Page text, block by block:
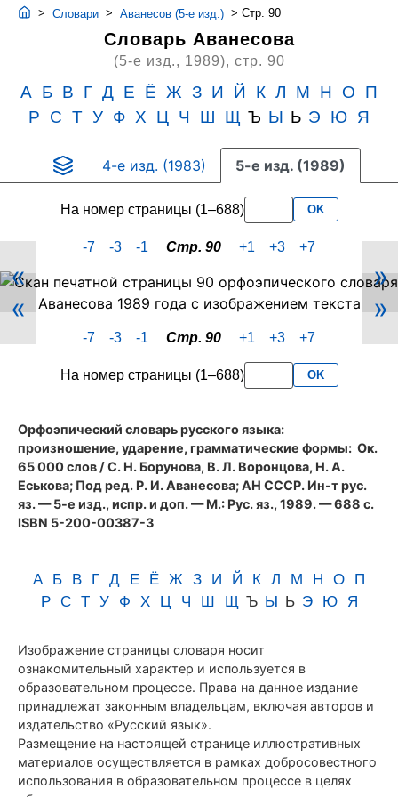
> Словари > Аванесов (5-е изд.) > Стр. 90
Словарь Аванесова
(5-е изд., 1989), стр. 90
А Б В Г Д Е Ё Ж З И Й К Л М Н О
П
Р
С Т У Ф Х Ц Ч Ш Щ Ъ Ы Ь Э Ю Я
4-е изд. (1983) 5-е изд. (1989)
На номер страницы (1–688) OK
-7 -3 -1 Стр. 90 +1 +3 +7
Скан
PDF-
страницы
90
Аванесова
«
»
«
»
-7 -3 -1 Стр. 90 +1 +3 +7
На номер страницы (1–688) OK
Орфоэпический словарь русского языка:
произношение, ударение, грамматические формы: Ок.
65 000 слов / С. Н. Борунова, В. Л. Воронцова, Н. А.
Еськова; Под ред. Р. И. Аванесова; АН СССР. Ин-т рус.
яз. — 5-е изд., испр. и доп. — М.: Рус. яз., 1989. — 688 с.
ISBN 5-200-00387-3
А Б В Г Д Е Ё Ж З И Й К Л М Н О П
Р С Т У Ф Х Ц Ч Ш Щ Ъ Ы Ь Э Ю Я
Изображение страницы словаря носит
ознакомительный характер и используется в
образовательном процессе. Права на данное издание
принадлежат законным владельцам, включая авторов и
издательство «Русский язык».
Размещение на настоящей странице иллюстративных
материалов осуществляется в рамках добросовестного
использования в образовательном процессе в целях